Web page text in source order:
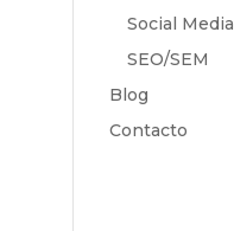
Social Media
SEO/SEM
Blog
Contacto